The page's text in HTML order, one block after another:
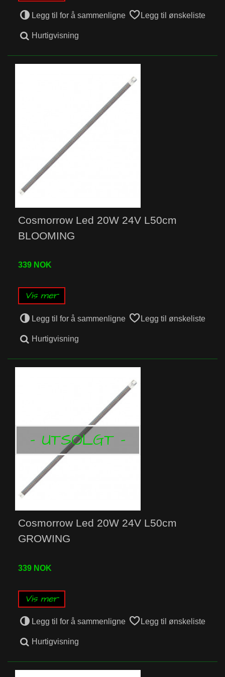
Legg til for å sammenligne Legg til ønskeliste
Hurtigvisning
Cosmorrow Led 20W 24V L50cm
BLOOMING
339 NOK
Vis mer
Legg til for å sammenligne Legg til ønskeliste
Hurtigvisning
- UTSOLGT -
Cosmorrow Led 20W 24V L50cm
GROWING
339 NOK
Vis mer
Legg til for å sammenligne Legg til ønskeliste
Hurtigvisning